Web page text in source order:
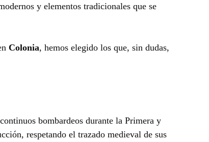
y elementos tradicionales que se
Colonia, hemos elegido los que, sin dudas,
bombardeos durante la Primera y
respetando el trazado medieval de sus